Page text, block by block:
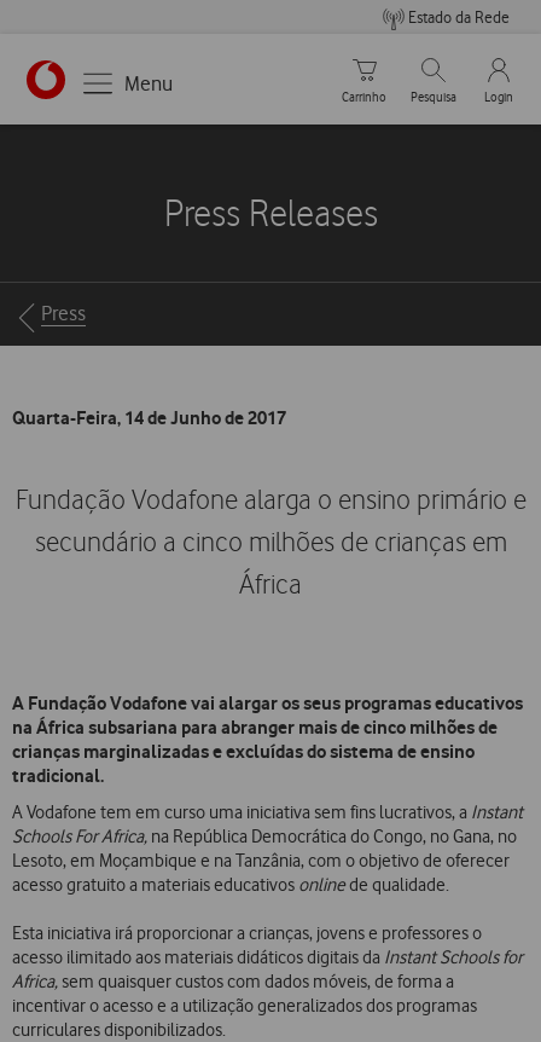
Estado da Rede
https://www.vodafone.pt
Menu
Carrinho de compras
Carrinho
Pesquisar
Pesquisa
My
Login
Press Releases
Breadcrumbs
Press
Quarta-Feira, 14 de Junho de 2017
Fundação Vodafone alarga o ensino primário e
secundário a cinco milhões de crianças em
África
A Fundação Vodafone vai alargar os seus programas educativos
na África subsariana para abranger mais de cinco milhões de
crianças marginalizadas e excluídas do sistema de ensino
tradicional.
A Vodafone tem em curso uma iniciativa sem fins lucrativos, a Instant
Schools For Africa, na República Democrática do Congo, no Gana, no
Lesoto, em Moçambique e na Tanzânia, com o objetivo de oferecer
acesso gratuito a materiais educativos onlinede qualidade.
Esta iniciativa irá proporcionar a crianças, jovens e professores o
acesso ilimitado aos materiais didáticos digitais da Instant Schools for
Africa, sem quaisquer custos com dados móveis, de forma a
incentivar o acesso e a utilização generalizados dos programas
curriculares disponibilizados.